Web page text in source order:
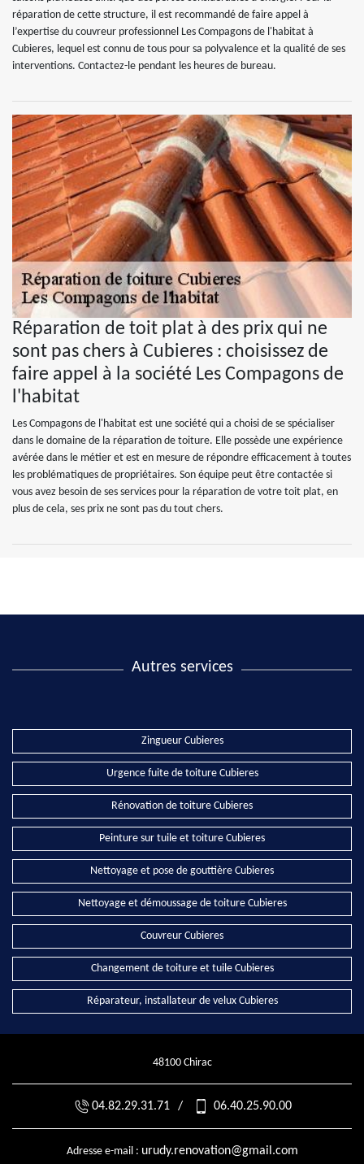
réparation de cette structure, il est recommandé de faire appel à
l’expertise du couvreur professionnel Les Compagons de l'habitat à
Cubieres, lequel est connu de tous pour sa polyvalence et la qualité de ses
interventions. Contactez-le pendant les heures de bureau.
Réparation de toit plat à des prix qui ne
sont pas chers à Cubieres : choisissez de
faire appel à la société Les Compagons de
l'habitat
Les Compagons de l'habitat est une société qui a choisi de se spécialiser
dans le domaine de la réparation de toiture. Elle possède une expérience
avérée dans le métier et est en mesure de répondre efficacement à toutes
les problématiques de propriétaires. Son équipe peut être contactée si
vous avez besoin de ses services pour la réparation de votre toit plat, en
plus de cela, ses prix ne sont pas du tout chers.
Autres services
Zingueur Cubieres
Urgence fuite de toiture Cubieres
Rénovation de toiture Cubieres
Peinture sur tuile et toiture Cubieres
Nettoyage et pose de gouttière Cubieres
Nettoyage et démoussage de toiture Cubieres
Couvreur Cubieres
Changement de toiture et tuile Cubieres
Réparateur, installateur de velux Cubieres
48100 Chirac
04.82.29.31.71 / 06.40.25.90.00
Adresse e-mail : urudy.renovation@gmail.com